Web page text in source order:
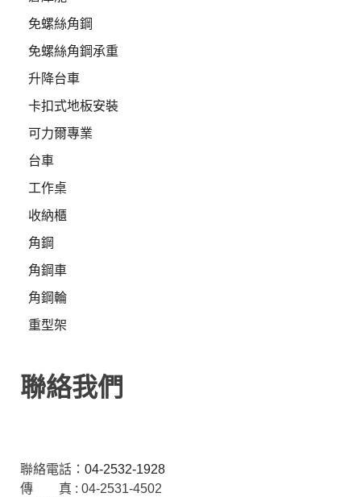
免螺絲角鋼
免螺絲角鋼承重
升降台車
卡扣式地板安裝
可力爾專業
台車
工作桌
收納櫃
角鋼
角鋼車
角鋼輪
重型架
聯絡我們
聯絡電話： 04-2532-1928
傳 真 : 04-2531-4502